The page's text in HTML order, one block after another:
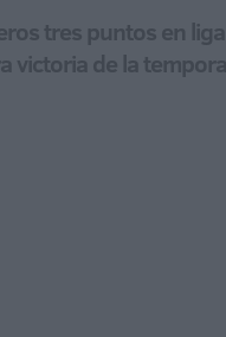
tres puntos en
victoria de la